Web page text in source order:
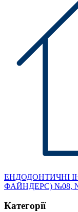
ЕНДОДОНТИЧНІ
ФАЙНДЕРС) №08,
Категорії